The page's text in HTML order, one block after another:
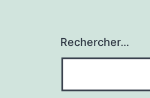
Rechercher…